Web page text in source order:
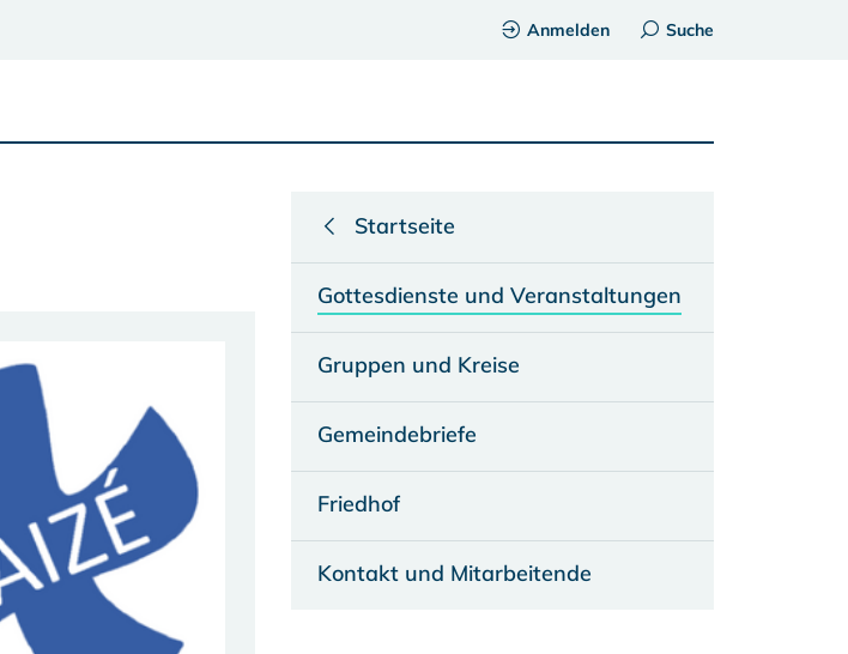
Anmelden Suche
Startseite
Gottesdienste und Veranstaltungen
Gruppen und Kreise
Gemeindebriefe
Friedhof
Kontakt und Mitarbeitende